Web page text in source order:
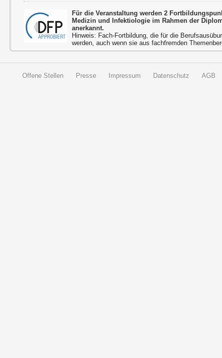
Für die Veranstaltung werden 2
Medizin und Infektiologie im Rahmen der
anerkannt.
Hinweis: Fach-Fortbildung, die für die
werden, auch wenn sie aus fachfremden
Offene Stellen Presse Impressum Datenschutz AGB